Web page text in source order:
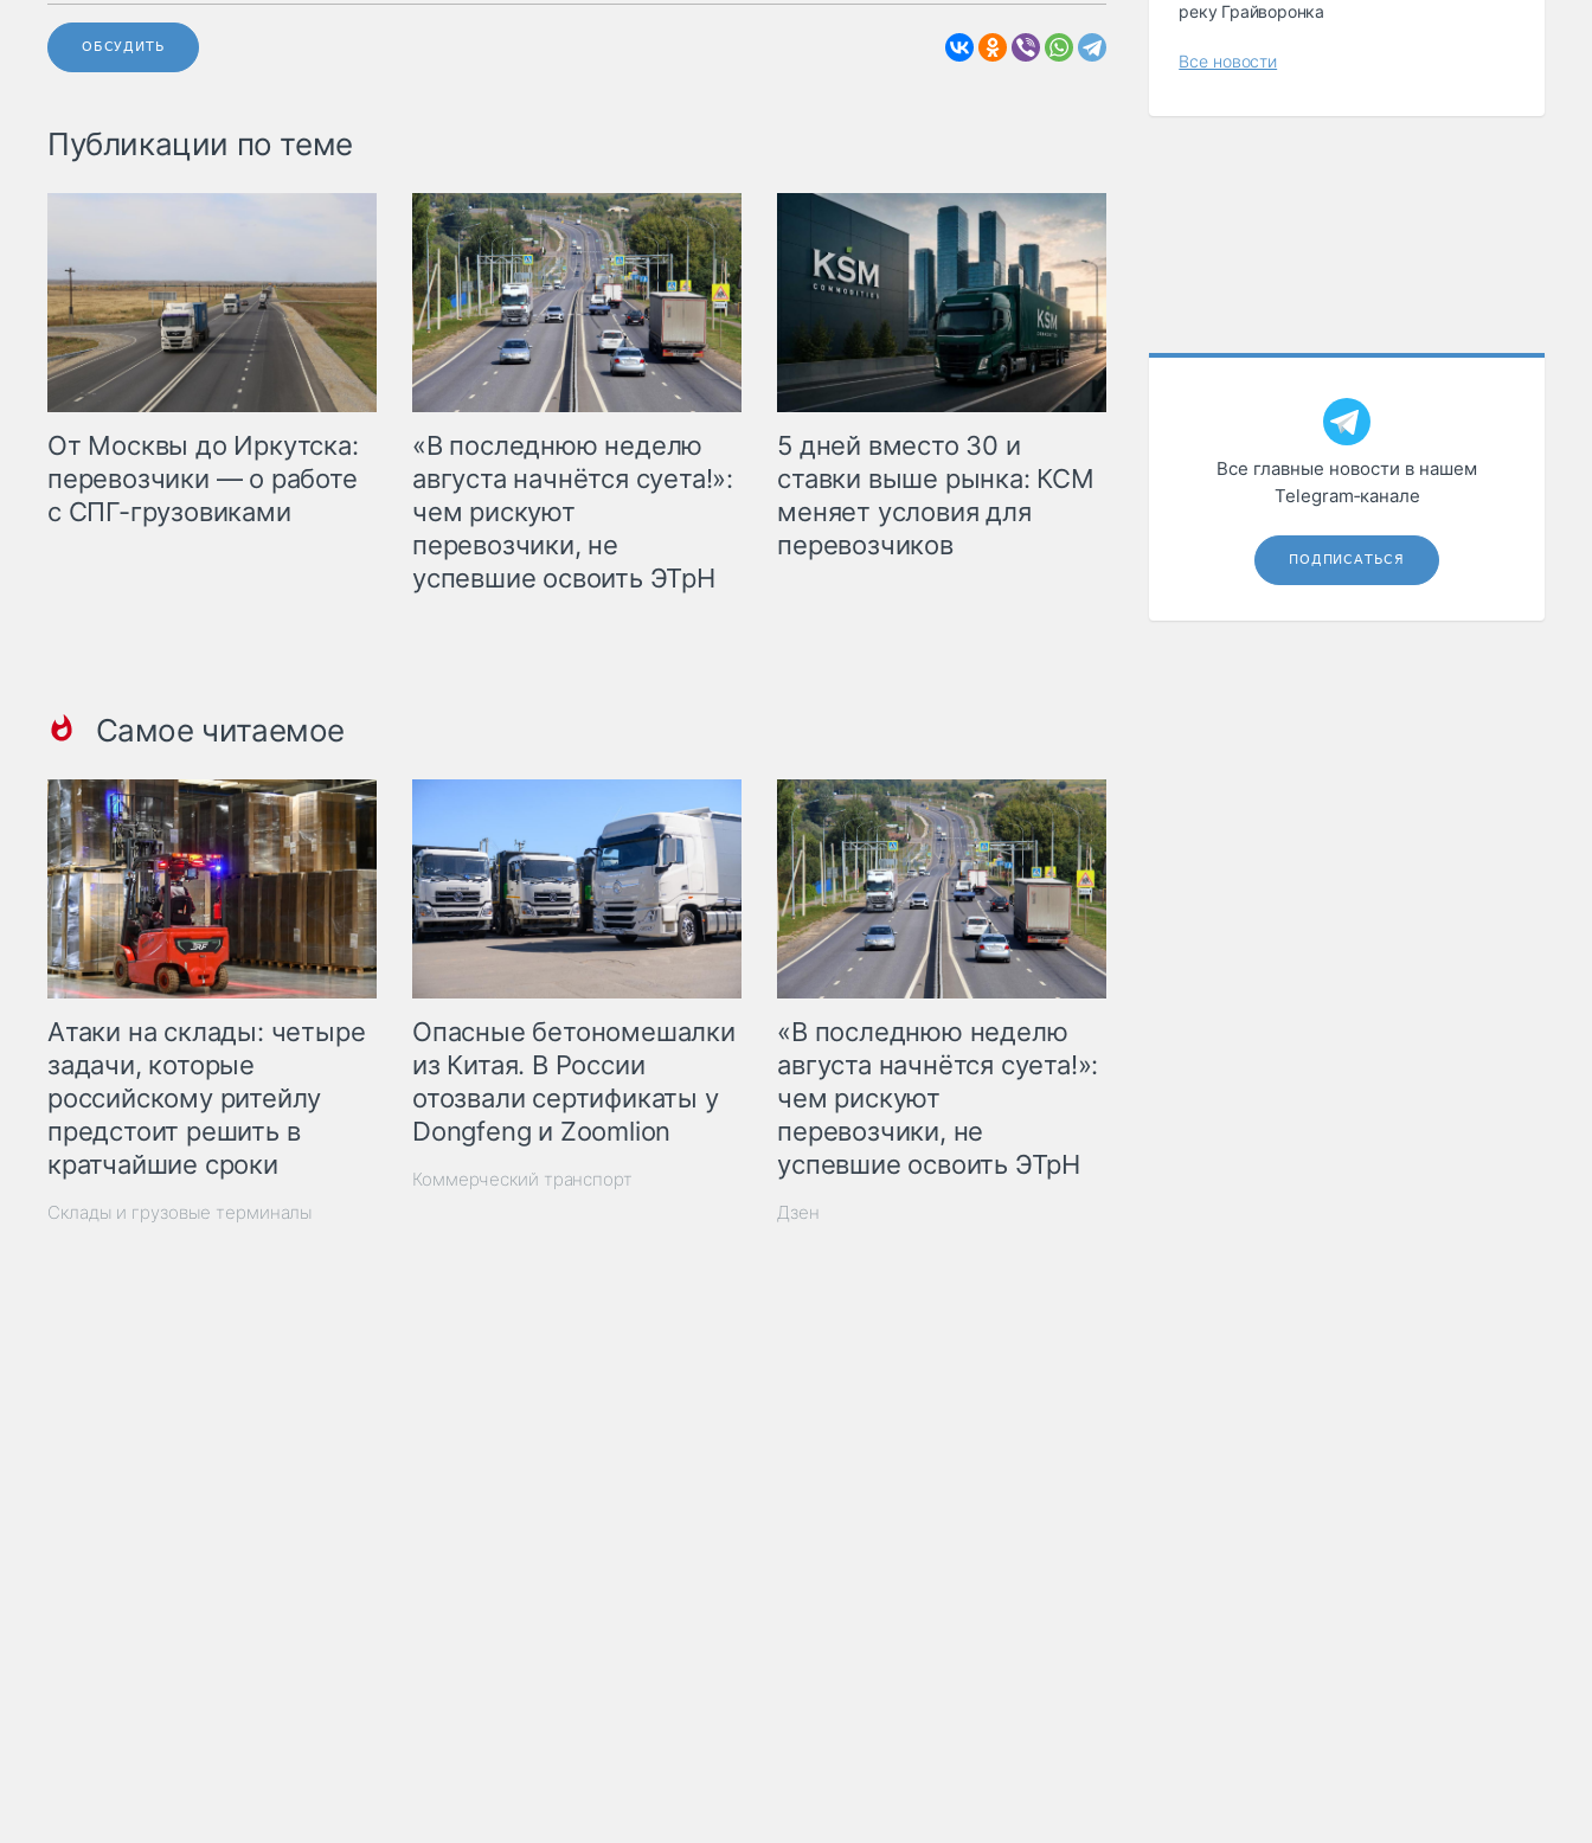
ОБСУДИТЬ
Публикации по теме
От Москвы до Иркутска:
перевозчики — о работе
с СПГ-грузовиками
«В последнюю неделю
августа начнётся суета!»:
чем рискуют
перевозчики, не
успевшие освоить ЭТрН
5 дней вместо 30 и
ставки выше рынка: КСМ
меняет условия для
перевозчиков
Самое читаемое
Атаки на склады: четыре
задачи, которые
российскому ритейлу
предстоит решить в
кратчайшие сроки
Склады и грузовые терминалы
Опасные бетономешалки
из Китая. В России
отозвали сертификаты у
Dongfeng и Zoomlion
Коммерческий транспорт
«В последнюю неделю
августа начнётся суета!»:
чем рискуют
перевозчики, не
успевшие освоить ЭТрН
Дзен
реку Грайворонка
Все новости
Все главные новости в нашем
Telegram‑канале
ПОДПИСАТЬСЯ